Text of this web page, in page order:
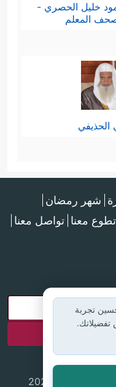
خليل الحصري -
المعلم
الحذيفي
شهر رمضان
تطوع معنا تواصل معنا
لاين © 2025
تجربة